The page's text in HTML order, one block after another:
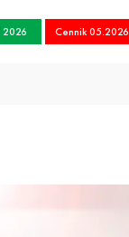
Cennik 05.2026